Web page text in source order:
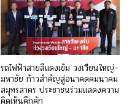
รถไฟฟ้าสายสีแดงเข้ม วงเวียนใหญ่–
มหาชัย ก้าวสำคัญสู่อนาคตคมนาคม
สมุทรสาคร ประชาชนร่วมแสดงความ
คิดเห็นคึกคัก